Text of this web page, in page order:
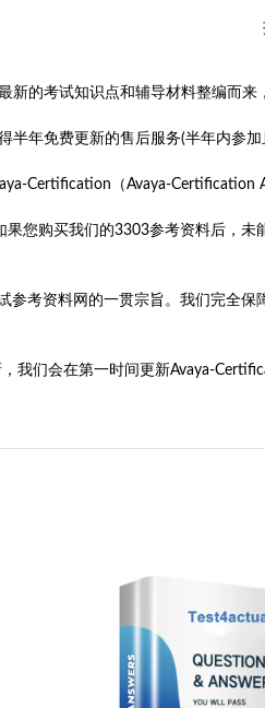
的考试知识点和辅导材料整编而来
半年免费更新的售后服务(半年内参
Certification（Avaya-
果您购买我们的3303参考资料后
参考资料网的一贯宗旨。我们完全
我们会在第一时间更新Avaya-